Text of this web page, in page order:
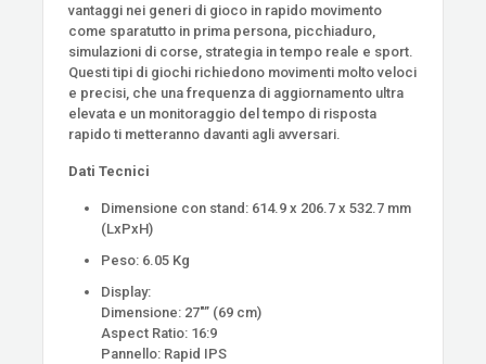
vantaggi nei generi di gioco in rapido movimento
come sparatutto in prima persona, picchiaduro,
simulazioni di corse, strategia in tempo reale e sport.
Questi tipi di giochi richiedono movimenti molto veloci
e precisi, che una frequenza di aggiornamento ultra
elevata e un monitoraggio del tempo di risposta
rapido ti metteranno davanti agli avversari.
Dati Tecnici
Dimensione con stand: 614.9 x 206.7 x 532.7 mm
(LxPxH)
Peso: 6.05 Kg
Display:
Dimensione: 27″” (69 cm)
Aspect Ratio: 16:9
Pannello: Rapid IPS